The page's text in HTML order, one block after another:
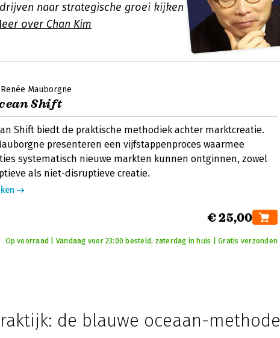
naar strategische groei kijken
over Chan Kim
Renée Mauborgne
Shift
Shift biedt de praktische methodiek achter marktcreatie.
presenteren een vijfstappenproces waarmee
systematisch nieuwe markten kunnen ontginnen, zowel
als niet-disruptieve creatie.
€ 25,00
Op voorraad | Vandaag voor 23:00 besteld, zaterdag in huis | Gratis verzonden
de blauwe oceaan-methode